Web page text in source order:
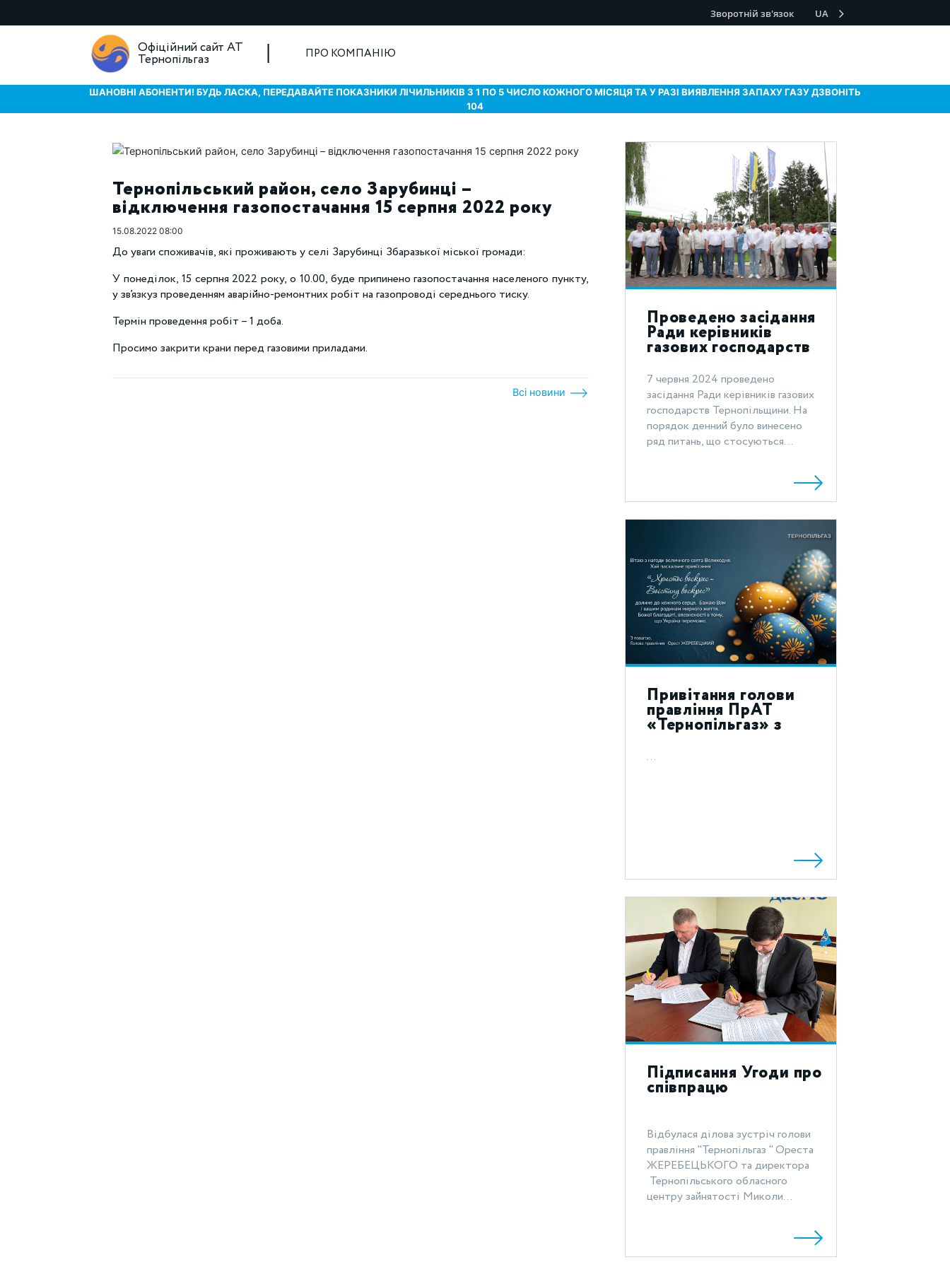
Зворотній зв'язок UA
Офіційний сайт АТ
Тернопільгаз ПРО КОМПАНІЮ
ШАНОВНІ АБОНЕНТИ! БУДЬ ЛАСКА, ПЕРЕДАВАЙТЕ ПОКАЗНИКИ ЛІЧИЛЬНИКІВ З 1 ПО 5 ЧИСЛО КОЖНОГО МІСЯЦЯ ТА У РАЗІ ВИЯВЛЕННЯ ЗАПАХУ ГАЗУ ДЗВОНІТЬ
104
Тернопільський район, село Зарубинці –
відключення газопостачання 15 серпня 2022 року
15.08.2022 08:00
До уваги споживачів, які проживають у селі Зарубинці Збаразької міської громади:
У понеділок, 15 серпня 2022 року, о 10.00, буде припинено газопостачання населеного пункту,
у зв’язкуз проведенням аварійно-ремонтних робіт на газопроводі середнього тиску.
Термін проведення робіт – 1 доба.
Просимо закрити крани перед газовими приладами.
Всі новини
Проведено засідання
Ради керівників
газових господарств
Тернопільщини
7 червня 2024 проведено
засідання Ради керівників газових
господарств Тернопільщини. На
порядок денний було винесено
ряд питань, що стосуються...
Привітання голови
правління ПрАТ
«Тернопільгаз» з
святом Воскресіння
Христового 2024!
...
Підписання Угоди про
співпрацю
Відбулася ділова зустріч голови
правління "Тернопільгаз " Ореста
ЖЕРЕБЕЦЬКОГО та директора
Тернопільського обласного
центру зайнятості Миколи...